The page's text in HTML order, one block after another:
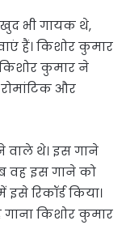
खुद भी गायक थे,
हैं। किशोर कुमार
कुमार ने
और
वाले थे। इस गाने
वह इस गाने को
रिकॉर्ड किया।
गाना किशोर कुमार